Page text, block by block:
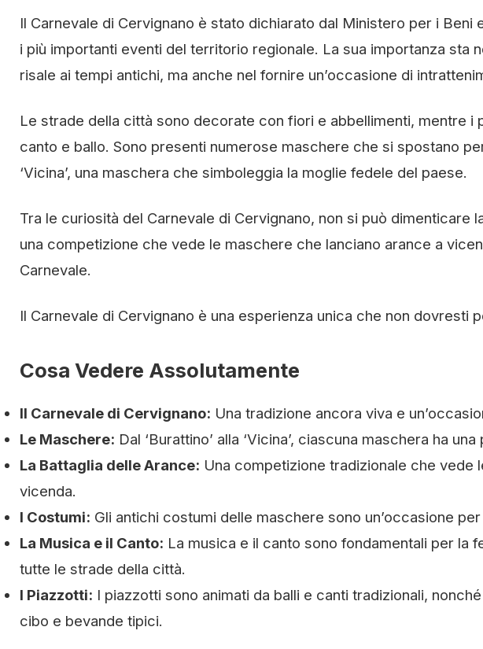
Il Carnevale di Cervignano è stato dichiarato dal Ministero per i Beni
i più importanti eventi del territorio regionale. La sua importanza sta
risale ai tempi antichi, ma anche nel fornire un’occasione di
Le strade della città sono decorate con fiori e abbellimenti, mentre i
canto e ballo. Sono presenti numerose maschere che si spostano
‘Vicina’, una maschera che simboleggia la moglie fedele del paese.
Tra le curiosità del Carnevale di Cervignano, non si può dimenticare
una competizione che vede le maschere che lanciano arance a
Carnevale.
Il Carnevale di Cervignano è una esperienza unica che non dovresti
Cosa Vedere Assolutamente
Il Carnevale di Cervignano: Una tradizione ancora viva e
Le Maschere: Dal ‘Burattino’ alla ‘Vicina’, ciascuna maschera ha
La Battaglia delle Arance: Una competizione tradizionale che vede
vicenda.
I Costumi: Gli antichi costumi delle maschere sono un’occasione
La Musica e il Canto: La musica e il canto sono fondamentali per la
tutte le strade della città.
I Piazzotti: I piazzotti sono animati da balli e canti tradizionali,
cibo e bevande tipici.